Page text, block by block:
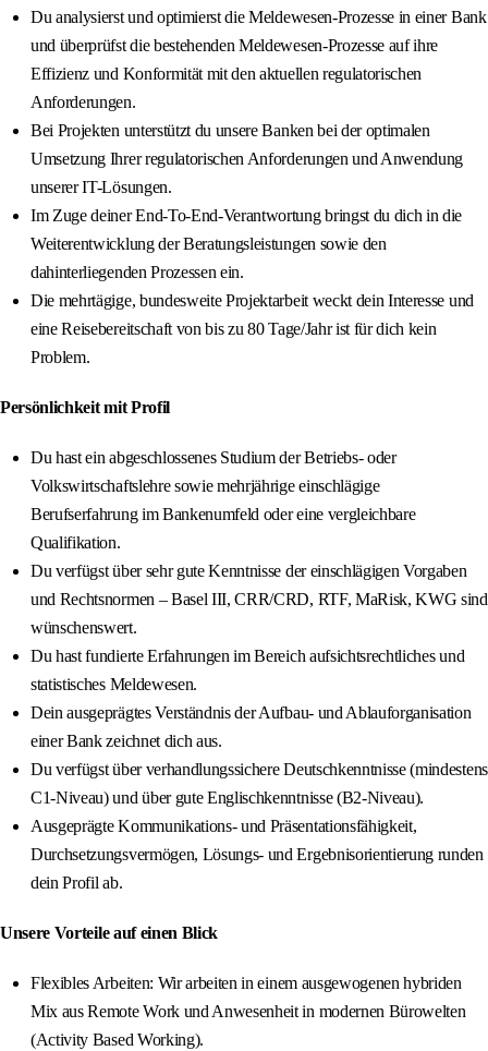
Du analysierst und optimierst die Meldewesen-Prozesse in einer Bank
und überprüfst die bestehenden Meldewesen-Prozesse auf ihre
Effizienz und Konformität mit den aktuellen regulatorischen
Anforderungen.
Bei Projekten unterstützt du unsere Banken bei der optimalen
Umsetzung Ihrer regulatorischen Anforderungen und Anwendung
unserer IT-Lösungen.
Im Zuge deiner End-To-End-Verantwortung bringst du dich in die
Weiterentwicklung der Beratungsleistungen sowie den
dahinterliegenden Prozessen ein.
Die mehrtägige, bundesweite Projektarbeit weckt dein Interesse und
eine Reisebereitschaft von bis zu 80 Tage/Jahr ist für dich kein
Problem.
Persönlichkeit mit Profil
Du hast ein abgeschlossenes Studium der Betriebs- oder
Volkswirtschaftslehre sowie mehrjährige einschlägige
Berufserfahrung im Bankenumfeld oder eine vergleichbare
Qualifikation.
Du verfügst über sehr gute Kenntnisse der einschlägigen Vorgaben
und Rechtsnormen – Basel III, CRR/CRD, RTF, MaRisk, KWG sind
wünschenswert.
Du hast fundierte Erfahrungen im Bereich aufsichtsrechtliches und
statistisches Meldewesen.
Dein ausgeprägtes Verständnis der Aufbau- und Ablauforganisation
einer Bank zeichnet dich aus.
Du verfügst über verhandlungssichere Deutschkenntnisse (mindestens
C1-Niveau) und über gute Englischkenntnisse (B2-Niveau).
Ausgeprägte Kommunikations- und Präsentationsfähigkeit,
Durchsetzungsvermögen, Lösungs- und Ergebnisorientierung runden
dein Profil ab.
Unsere Vorteile auf einen Blick
Flexibles Arbeiten: Wir arbeiten in einem ausgewogenen hybriden
Mix aus Remote Work und Anwesenheit in modernen Bürowelten
(Activity Based Working).